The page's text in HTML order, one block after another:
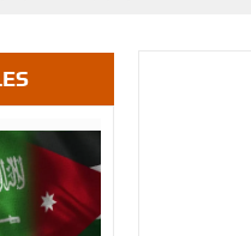
مجلس النواب على شراكة فاعلة مع
الملك يلتقي مجموعة من
عارف بيك فريحات.. مبارك وبكم تزهو